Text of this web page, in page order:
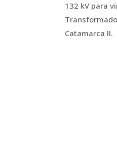
132 kV para
Catamarca II.